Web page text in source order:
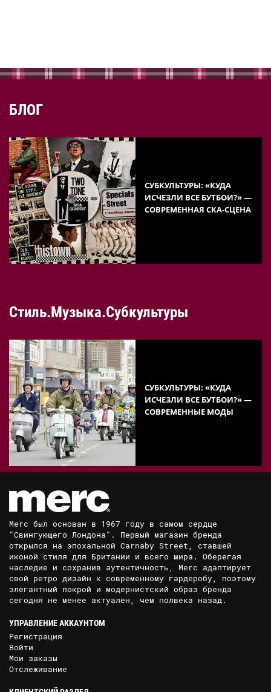
БЛОГ
СУБКУЛЬТУРЫ: «КУДА
ИСЧЕЗЛИ ВСЕ БУТБОИ?» —
СОВРЕМЕННАЯ СКА-СЦЕНА
Стиль.Музыка.Субкультуры
СУБКУЛЬТУРЫ: «КУДА
ИСЧЕЗЛИ ВСЕ БУТБОИ?» —
СОВРЕМЕННЫЕ МОДЫ
Merc был основан в 1967 году в самом сердце
"Свингующего Лондона". Первый магазин бренда
открылся на эпохальной Carnaby Street, ставшей
иконой стиля для Британии и всего мира. Оберегая
наследие и сохранив аутентичность, Merc адаптирует
свой ретро дизайн к современному гардеробу, поэтому
элегантный покрой и модернистский образ бренда
сегодня не менее актуален, чем полвека назад.
УПРАВЛЕНИЕ АККАУНТОМ
Регистрация
Войти
Мои заказы
Отслеживание